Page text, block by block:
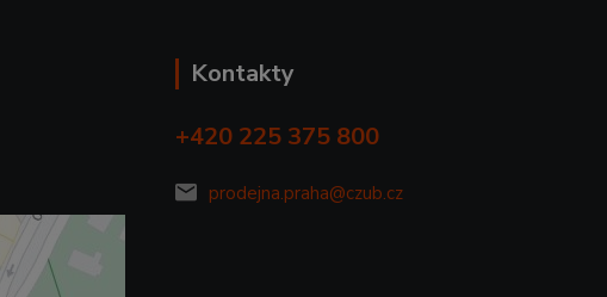
Kontakty
+420 225 375 800
prodejna.praha@czub.cz